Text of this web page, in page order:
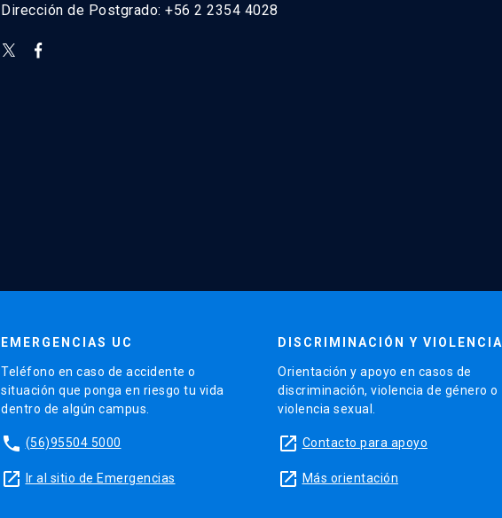
Dirección de Postgrado: +56 2 2354 4028
EMERGENCIAS UC
Teléfono en caso de accidente o
situación que ponga en riesgo tu vida
dentro de algún campus.
phone (56)95504 5000
launch Ir al sitio de Emergencias
DISCRIMINACIÓN Y VIOLENCIA
Orientación y apoyo en casos de
discriminación, violencia de género o
violencia sexual.
launch Contacto para apoyo
launch Más orientación